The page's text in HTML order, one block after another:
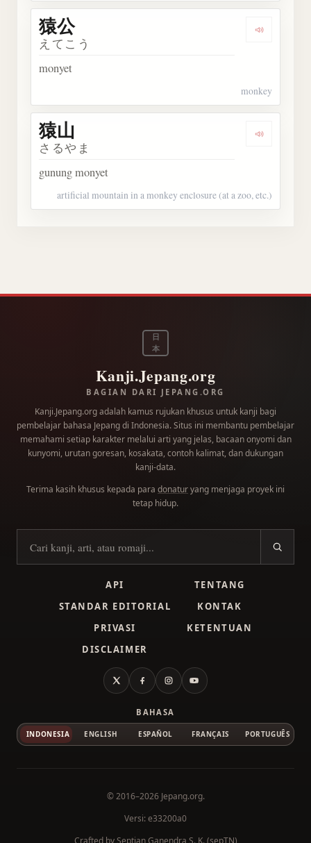
Dengarkan
猿公
えてこう
monyet
monkey
Dengarkan
猿山
さるやま
gunung monyet
artificial mountain in a monkey enclosure (at a zoo, etc.)
日
本
Kanji.Jepang.org
BAGIAN DARI JEPANG.ORG
Kanji.Jepang.org adalah kamus rujukan khusus untuk kanji bagi
pembelajar bahasa Jepang di Indonesia. Situs ini membantu pembelajar
memahami setiap karakter melalui arti yang jelas, bacaan onyomi dan
kunyomi, urutan goresan, kosakata, contoh kalimat, dan dukungan
kanji-data.
Terima kasih khusus kepada para donaturyang menjaga proyek ini
tetap hidup.
Cari kanji
API
TENTANG
STANDAR EDITORIAL
KONTAK
PRIVASI
KETENTUAN
DISCLAIMER
X FacebookInstagramYouTube
BAHASA
INDONESIA ENGLISH ESPAÑOL FRANÇAIS PORTUGUÊS
© 2016–2026 Jepang.org.
Versi: e33200a0